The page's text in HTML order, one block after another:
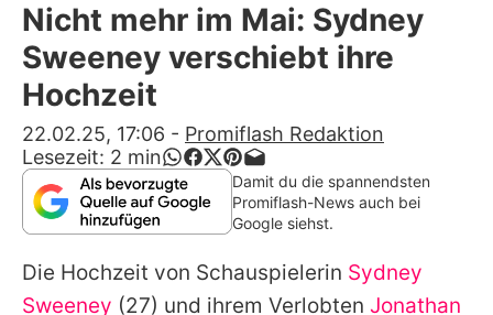
Stars
Filme & Serien
Lifestyle
Familie & Liebe
Promiflash Exklusiv
Alle Themen auf Promiflash
Nicht mehr im Mai: Sydney
Sweeney verschiebt ihre
Hochzeit
22.02.25, 17:06 - Promiflash Redaktion
Lesezeit: 2 min
Damit du die spannendsten
Promiflash-News auch bei
Google siehst.
Die Hochzeit von Schauspielerin Sydney
Sweeney (27) und ihrem Verlobten Jonathan